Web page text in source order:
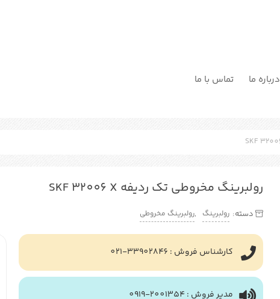
درباره ما تماس با ما
رولبرینگ مخروطی تک ردیفه SKF 32006 X
دسته: رولبرینگ ,رولبرینگ مخروطی
کارشناس فروش : 33902846-021
مدیر فروش : 2001354-0919